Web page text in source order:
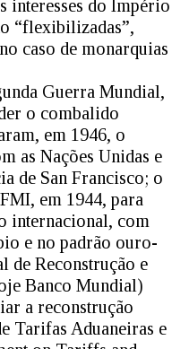
interesses do Império
“flexibilizadas”,
caso de monarquias
Guerra Mundial,
o combalido
em 1946, o
as Nações Unidas e
de San Francisco; o
em 1944, para
internacional, com
e no padrão ouro-
de Reconstrução e
Banco Mundial)
a reconstrução
Tarifas Aduaneiras e